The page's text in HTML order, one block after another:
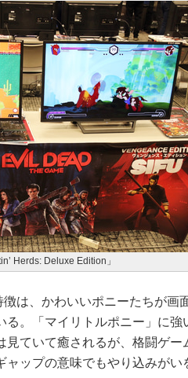
Herds: Deluxe Edition」
は、かわいいポニーたちが画
。「マイリトルポニー」に強
ていて癒されるが、格闘ゲー
ップの意味でもやり込みがい